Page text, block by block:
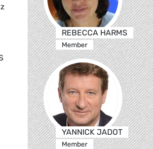
REBECCA HARMS
Member
YANNICK JADOT
Member